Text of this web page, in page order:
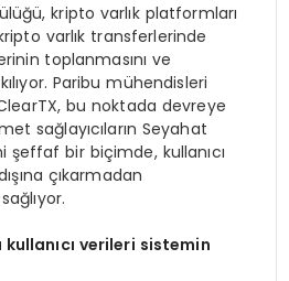
kripto varlık platformları
varlık transferlerinde
toplanmasını ve
Paribu mühendisleri
bu noktada devreye
sağlayıcıların Seyahat
şeffaf bir biçimde, kullanıcı
çıkarmadan
verileri sistemin